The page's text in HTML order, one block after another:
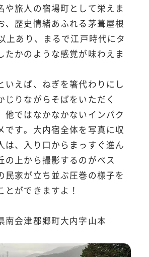
や旅人の宿場町として栄えま
、歴史情緒あふれる茅葺屋根
上あり、まるで江戸時代にタ
たかのような感覚が味わえま
いえば、ねぎを箸代わりにし
じりながらそばをいただく
他ではなかなかないインパク
です。大内宿全体を写真に収
は、入り口からまっすぐ進ん
の上から撮影するのがベス
民家が立ち並ぶ圧巻の様子を
とができますよ！
南会津郡郷町大内字山本